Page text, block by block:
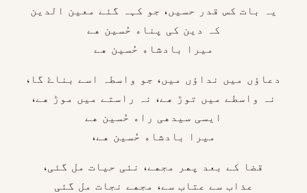
ﯾﮧ ﺑﺎﺕ ﮐﺲ ﻗﺪﺭ ﺣﺴﯿﮟ، ﺟﻮ ﮐﮩﮧ ﮔﺌﮯ ﻣﻌﯿـــﻦ ﺍﻟﺪﯾﻦ
ﮐﮧ ﺩﯾﻦ ﮐﯽ ﭘﻨﺎﮦ ﺣُﺴــــــﯿﻦ ﮬﮯ
ﻣﯿﺮﺍ ﺑﺎﺩﺷﺎﮦ ﺣُﺴــــــﯿﻦ ﮬﮯ
ﺩﻋﺎﺅﮞ ﻣﯿﮟ ﻧﺪﺍﺅﮞ ﻣﯿﮟ، ﺟﻮ ﻭﺍﺳﻄﮧ ﺍﺳﮯ ﺑﻨﺎﮰ ﮔﺎ،
ﻧﮧ ﻭﺍﺳﻄﮯ ﻣﯿﮟ ﺗﻮﮌ ﮬﮯ، ﻧﮧ ﺭﺍﺳﺘﮯ ﻣﯿﮟ ﻣﻮﮌ ﮬﮯ،
ﺍﯾﺴﯽ ﺳﯿﺪﮬﯽ ﺭﺍﮦ ﺣُﺴــــــﯿﻦ ﮬﮯ
ﻣﯿﺮﺍ ﺑﺎﺩﺷﺎﮦ ﺣُﺴــــــﯿﻦ ﮬﮯ،
ﻗﻀﺎ ﮐﮯ ﺑﻌﺪ ﭘﮭﺮ ﻣﺠﮭﮯ، ﻧﺌﯽ ﺣﯿﺎﺕ ﻣﻞ ﮔﺌﯽ،
ﻋﺬﺍﺏ ﺳﮯ ﻋﺘﺎﺏ ﺳﮯ، ﻣﺠﮭﮯ ﻧﺠﺎﺕ ﻣﻞ ﮔﺌﯽ